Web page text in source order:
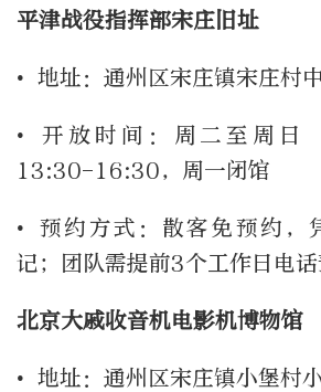
平津战役指挥部宋庄旧址
• 地址：通州区宋庄镇宋庄村
• 开放时间：周二至周日
13:30-16:30，周一闭馆
• 预约方式：散客免预约，
记；团队需提前3个工作日电
北京大戚收音机电影机博物馆
• 地址：通州区宋庄镇小堡村